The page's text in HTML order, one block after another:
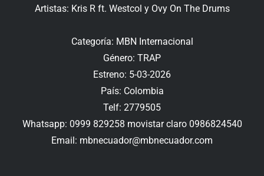
Artistas: Kris R ft. Westcol y Ovy On The Drums
Categoría: MBN Internacional
Género: TRAP
Estreno: 5-03-2026
País: Colombia
Telf: 2779505
Whatsapp: 0999 829258 movistar claro 0986824540
Email: mbnecuador@mbnecuador.com